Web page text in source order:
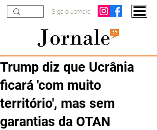
Siga o Jornale
Trump diz que Ucrânia
ficará 'com muito
território', mas sem
garantias da OTAN